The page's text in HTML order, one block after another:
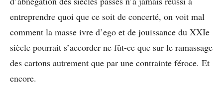
entreprendre quoi que ce soit de concerté, on voit mal
comment la masse ivre d’ego et de jouissance du XXIe
siècle pourrait s’accorder ne fût-ce que sur le ramassage
des cartons autrement que par une contrainte féroce. Et
encore.